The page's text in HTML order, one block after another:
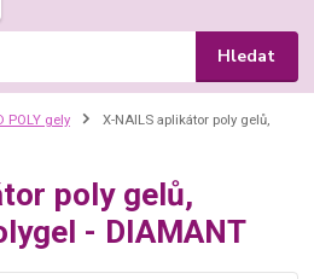
Hledat
POLY gely
X-NAILS aplikátor poly gelů,
poly gelů,
- DIAMANT